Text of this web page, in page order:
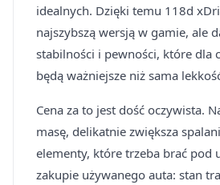
idealnych. Dzięki temu 118d
najszybszą wersją w gamie, ale
stabilności i pewności, które dla
będą ważniejsze niż sama
Cena za to jest dość oczywista.
masę, delikatnie zwiększa
elementy, które trzeba brać pod
zakupie używanego auta: stan